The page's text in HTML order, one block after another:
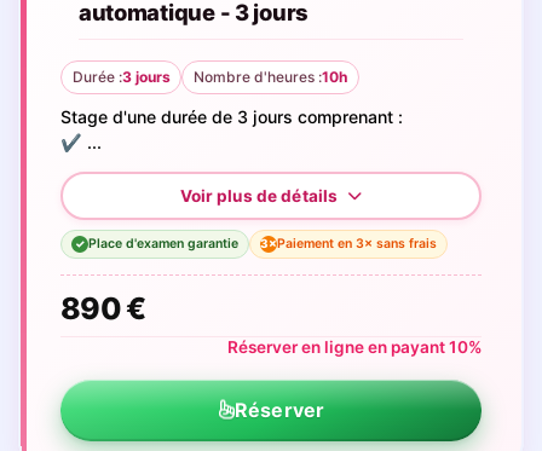
automatique - 3 jours
Durée :3 jours Nombre d'heures :10h
Stage d'une durée de 3 jours comprenant :
✔️ ...
✓ Place d'examen garantie 3×Paiement en 3× sans frais
890 €
Réserver en ligne en payant 10%
Réserver